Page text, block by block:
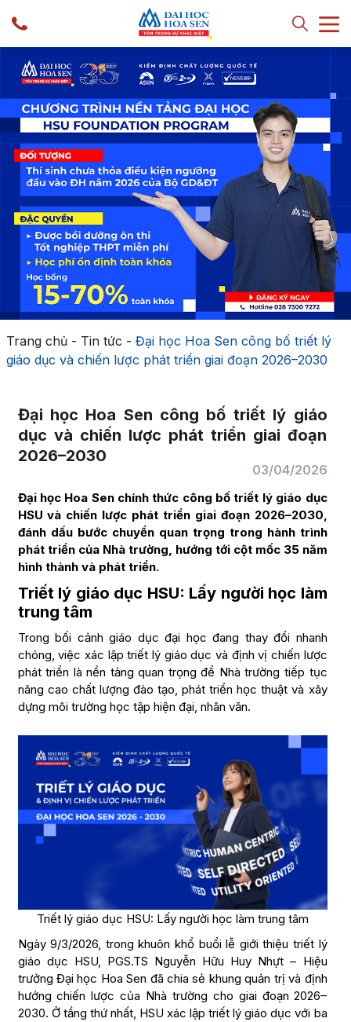
Trang chủ- Tin tức - Đại học Hoa Sen công bố triết lý
giáo dục và chiến lược phát triển giai đoạn 2026–2030
Đại học Hoa Sen công bố triết lý giáo
dục và chiến lược phát triển giai đoạn
2026–2030
03/04/2026
Đại học Hoa Sen chính thức công bố triết lý giáo dục
HSU và chiến lược phát triển giai đoạn 2026–2030,
đánh dấu bước chuyển quan trọng trong hành trình
phát triển của Nhà trường, hướng tới cột mốc 35 năm
hình thành và phát triển.
Triết lý giáo dục HSU: Lấy người học làm
trung tâm
Trong bối cảnh giáo dục đại học đang thay đổi nhanh
chóng, việc xác lập triết lý giáo dục và định vị chiến lược
phát triển là nền tảng quan trọng để Nhà trường tiếp tục
nâng cao chất lượng đào tạo, phát triển học thuật và xây
dựng môi trường học tập hiện đại, nhân văn.
Triết lý giáo dục HSU: Lấy người học làm trung tâm
Ngày 9/3/2026, trong khuôn khổ buổi lễ giới thiệu triết lý
giáo dục HSU, PGS.TS Nguyễn Hữu Huy Nhựt – Hiệu
trưởng Đại học Hoa Sen đã chia sẻ khung quản trị và định
hướng chiến lược của Nhà trường cho giai đoạn 2026–
2030. Ở tầng thứ nhất, HSU xác lập triết lý giáo dục với ba